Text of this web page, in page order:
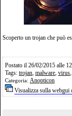
Scoperto un trojan che può
Postato il 26/02/2015 alle
Tags: trojan, malware, virus,
Categoria: Anopticon
Visualizza sulla webgui